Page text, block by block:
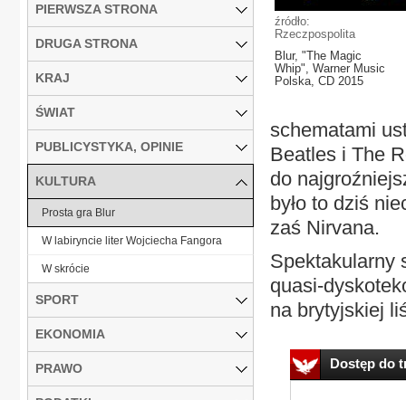
źródło:
Rzeczpospolita
Blur, "The Magic
Whip", Warner Music
Polska, CD 2015
schematami
Beatles i The
do
było to dziś
zaś Nirvana.
Spektakularny
quasi-
na brytyjskiej
Dostęp do
PIERWSZA STRONA
DRUGA STRONA
KRAJ
ŚWIAT
PUBLICYSTYKA, OPINIE
KULTURA
Prosta gra Blur
W labiryncie liter Wojciecha Fangora
W skrócie
SPORT
EKONOMIA
PRAWO